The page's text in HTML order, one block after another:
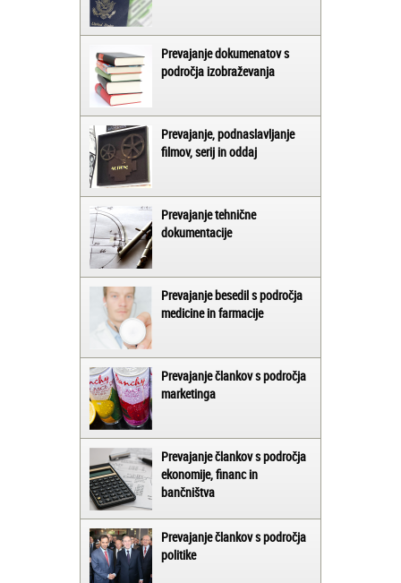
Prevajanje dokumenatov s
področja izobraževanja
Prevajanje, podnaslavljanje
filmov, serij in oddaj
Prevajanje tehnične
dokumentacije
Prevajanje besedil s področja
medicine in farmacije
Prevajanje člankov s področja
marketinga
Prevajanje člankov s področja
ekonomije, financ in
bančništva
Prevajanje člankov s področja
politike